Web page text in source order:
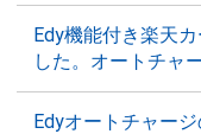
Edy機能付き楽天
した。オートチャ
Edyオートチャー